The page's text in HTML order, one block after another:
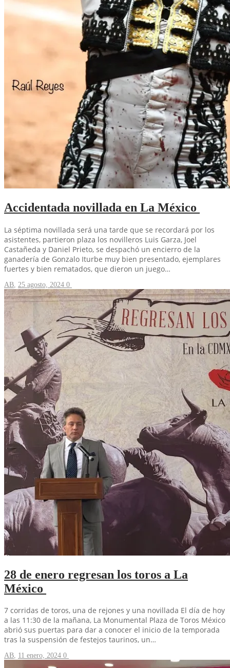
Accidentada novillada en La México
La séptima novillada será una tarde que se recordará por los
asistentes, partieron plaza los novilleros Luis Garza, Joel
Castañeda y Daniel Prieto, se despachó un encierro de la
ganadería de Gonzalo Iturbe muy bien presentado, ejemplares
fuertes y bien rematados, que dieron un juego…
AB 25 agosto, 2024 0
28 de enero regresan los toros a La
México
7 corridas de toros, una de rejones y una novillada El día de hoy
a las 11:30 de la mañana, La Monumental Plaza de Toros México
abrió sus puertas para dar a conocer el inicio de la temporada
tras la suspensión de festejos taurinos, un…
AB, 11 enero, 2024 0